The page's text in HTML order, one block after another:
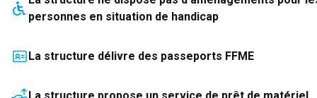
personnes en situation de handicap
La structure délivre des passeports FFME